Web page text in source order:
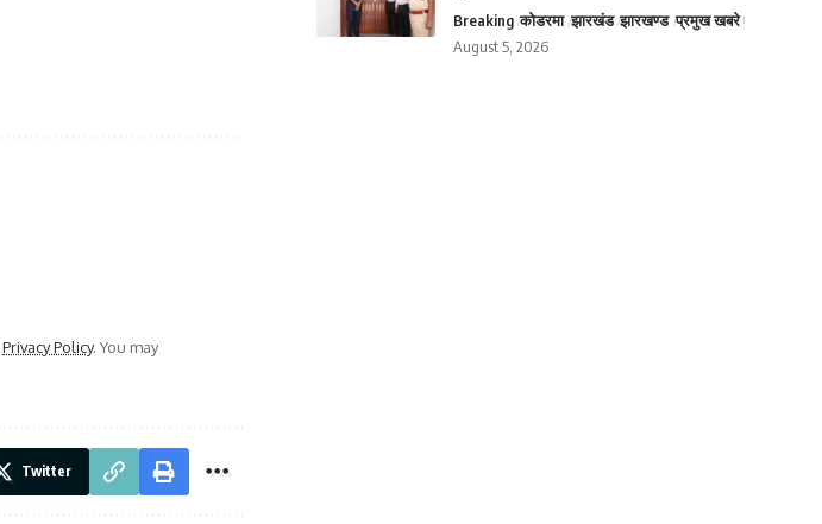
Privacy Policy. You may
Twitter
Breaking कोडरमा झारखंड झारखण्ड प्रमुख खबरे
August 5, 2026